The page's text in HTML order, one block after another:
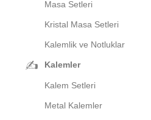
Masa Setleri
Kristal Masa Setleri
Kalemlik ve Notluklar
Kalemler
Kalem Setleri
Metal Kalemler